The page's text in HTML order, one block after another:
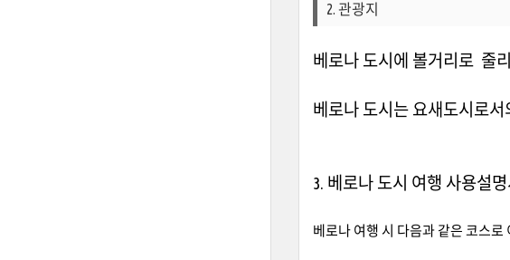
2. 관광지
베로나 도시에 볼거리로 줄
베로나 도시는 요새도시로
3. 베로나 도시 여행 사용설명
베로나 여행 시 다음과 같은 코스